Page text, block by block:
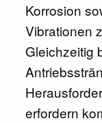
Korrosion
Vibrationen
Gleichzeitig
erfordern